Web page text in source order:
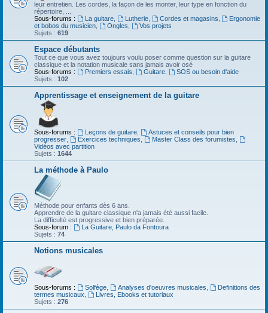
leur entretien. Les cordes, la façon de les monter, leur type en fonction du
répertoire, ...
Sous-forums :
La guitare, Lutherie, Cordes et magasins
Ergonomie
et bobos du musicien
Ongles
Vos projets
Sujets : 619
Espace débutants
Tout ce que vous avez toujours voulu poser comme question sur la guitare
classique et la notation musicale sans jamais avoir osé
Sous-forums :
Premiers essais Guitare,
SOS ou besoin d'aide
Sujets : 102
Apprentissage et enseignement de la guitare
Sous-forums : Leçons de guitare,
Astuces et conseils pour bien
progresser
Exercices techniques Master Class des forumistes
Vidéos avec partition
Sujets : 1644
La méthode à Paulo
Méthode pour enfants dès 6 ans.
Apprendre de la guitare classique n'a jamais été aussi facile.
La difficulté est progressive et bien préparée.
Sous-forum :
La Guitare, Paulo da Fontoura
Sujets : 74
Notions musicales
Sous-forums : Solfège, Analyses d'oeuvres musicales
Definitions des
termes musicaux
Livres, Ebooks et tutoriaux
Sujets : 276